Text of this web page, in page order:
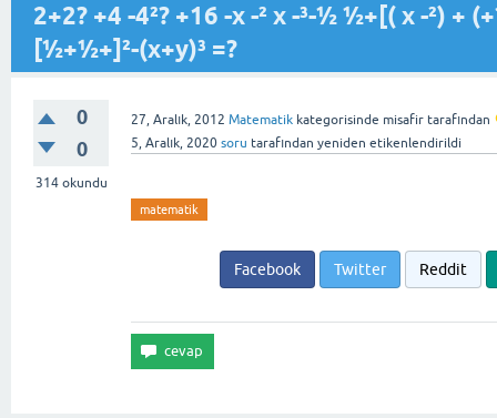
‎2+2? +4 -4²? +16 -x -² x -³-½ ½+[( x -²) +
[½+½+]²-(x+y)³ =?
0
0
314okundu
27, Aralık, 2012 Matematik kategorisinde misafir tarafından
5, Aralık, 2020 soru tarafından yeniden etikenlendirildi
matematik
Facebook Twitter Reddit